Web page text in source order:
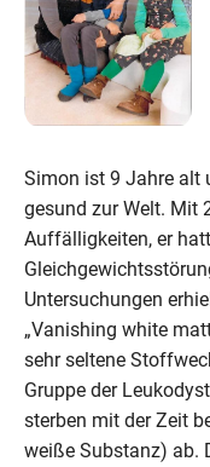
Simon ist 9 Jahre alt
gesund zur Welt. Mit
Auffälligkeiten, er
Untersuchungen
„Vanishing white
sehr seltene
Gruppe der
sterben mit der Zeit
weiße Substanz) ab.